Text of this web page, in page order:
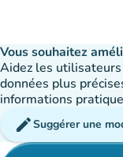
Vous souhaitez
Aidez les
données plus
informations
editSuggérer une